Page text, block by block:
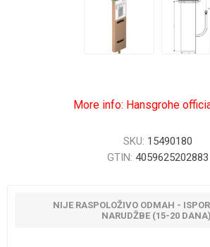
More info: Hansgrohe
SKU: 15490180
GTIN: 4059625202883
NIJE RASPOLOŽIVO ODMAH -
NARUDŽBE (15-20